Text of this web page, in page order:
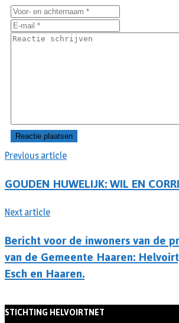
Previous article
GOUDEN HUWELIJK: WIL EN
Next article
Bericht voor de inwoners van de
van de Gemeente Haaren:
Esch en Haaren.
STICHTING HELVOIRTNET